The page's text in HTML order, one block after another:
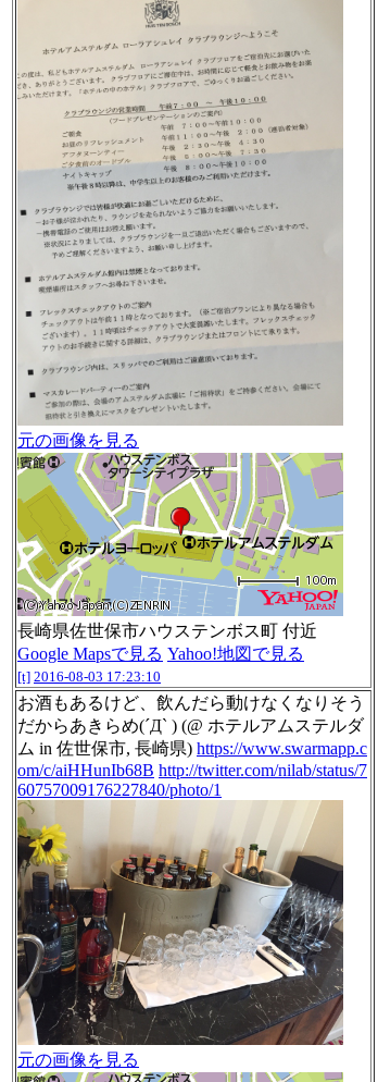
元の画像を見る
長崎県佐世保市ハウステンボス町 付近
Google Mapsで見る Yahoo!地図で見る
[t] 2016-08-03 17:23:10
お酒もあるけど、飲んだら動けなくなりそう
だからあきらめ(´Д` ) (@ ホテルアムステルダ
ム in 佐世保市, 長崎県) https://www.swarmapp.c
om/c/aiHHunIb68B http://twitter.com/nilab/status/7
60757009176227840/photo/1
元の画像を見る